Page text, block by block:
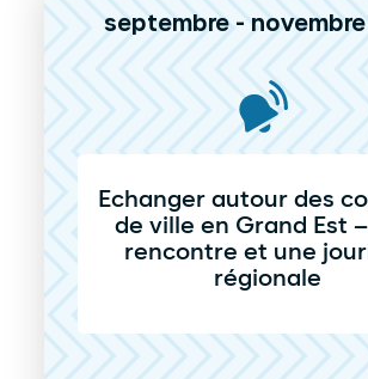
septembre -
Echanger autour des
de ville en Grand Est
rencontre et une
régionale